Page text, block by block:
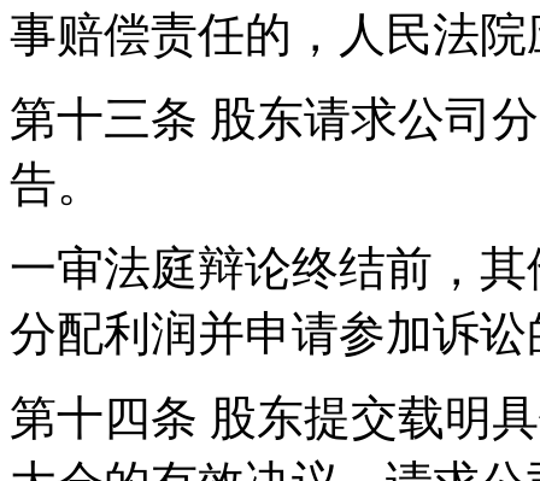
事赔偿责任的，人民法
第十三条 股东请求公司
告。
一审法庭辩论终结前，
分配利润并申请参加诉
第十四条 股东提交载明